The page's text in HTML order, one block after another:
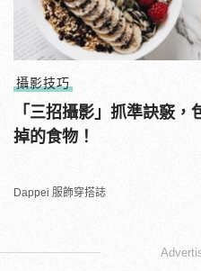
攝影技巧
「三招攝影」抓準訣竅
掉的食物！
Dappei 服飾穿搭誌